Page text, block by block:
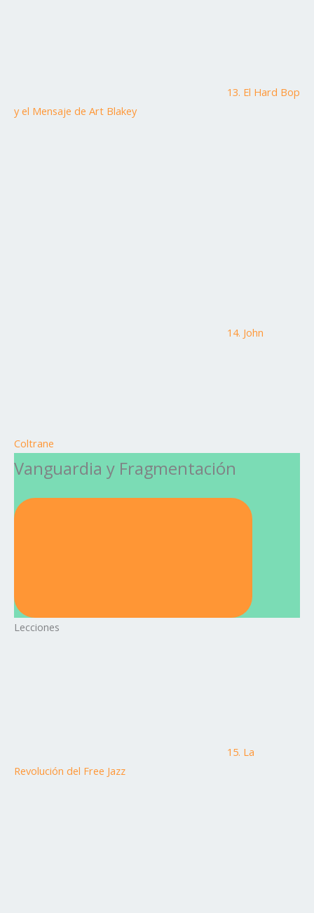
13. El Hard Bop
y el Mensaje de Art Blakey
14. John
Coltrane
Vanguardia y Fragmentación
Lecciones
15. La
Revolución del Free Jazz